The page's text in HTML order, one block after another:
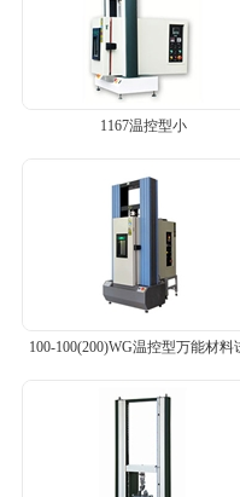
1167温控型小
100-100(200)WG温控型万能材料